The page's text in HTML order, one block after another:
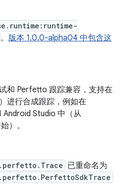
。 版本 1.0.0-alpha04 中包含这
和 Perfetto 跟踪兼容，支持在
进行合成跟踪，例如在
Android Studio 中（从
）。
已重命名为